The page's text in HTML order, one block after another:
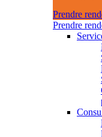
Prendre
Prendre